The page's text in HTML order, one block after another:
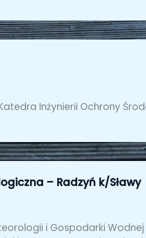
Inżynierii Ochrony
– Radzyń k/Sławy
i Gospodarki Wodnej